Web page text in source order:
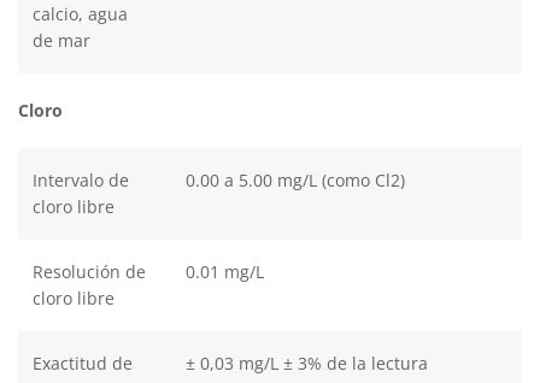
calcio, agua
de mar
Cloro
Intervalo de
cloro libre
0.00 a 5.00 mg/L (como Cl2)
Resolución de
cloro libre
0.01 mg/L
Exactitud de
± 0,03 mg/L ± 3% de la lectura